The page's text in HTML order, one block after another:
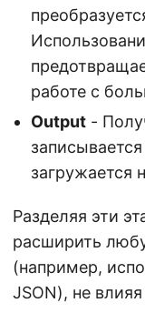
работе с
Output -
загружается
Разделяя эти
расширить
(например,
JSON), не